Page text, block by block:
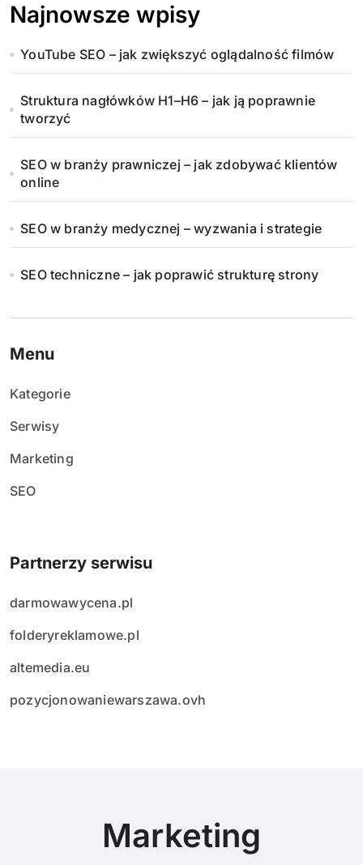
Najnowsze wpisy
YouTube SEO – jak zwiększyć oglądalność filmów
Struktura nagłówków H1–H6 – jak ją poprawnie
tworzyć
SEO w branży prawniczej – jak zdobywać klientów
online
SEO w branży medycznej – wyzwania i strategie
SEO techniczne – jak poprawić strukturę strony
Menu
Kategorie
Serwisy
Marketing
SEO
Partnerzy serwisu
darmowawycena.pl
folderyreklamowe.pl
altemedia.eu
pozycjonowaniewarszawa.ovh
Marketing